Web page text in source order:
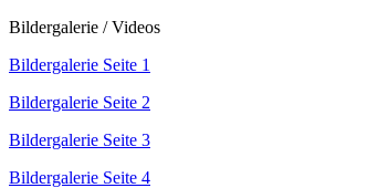
Bildergalerie / Videos
Bildergalerie Seite 1
Bildergalerie Seite 2
Bildergalerie Seite 3
Bildergalerie Seite 4